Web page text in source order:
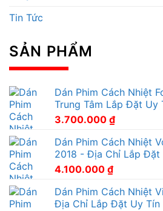
Tin Tức
SẢN PHẨM
Dán Phim Cách Nhiệt
Trung Tâm Lắp Đặt Uy
3.700.000 ₫
Dán Phim Cách Nhiệt
2018 - Địa Chỉ Lắp Đặt
4.100.000 ₫
Dán Phim Cách Nhiệt
Địa Chỉ Lắp Đặt Uy Tín